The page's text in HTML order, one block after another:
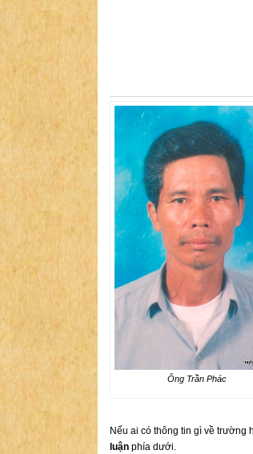
Ông Trần Phác
Nếu ai có thông tin gì về trường
luận phía dưới.